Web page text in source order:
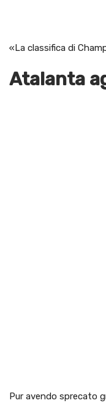
«La classifica di
Atalanta
Pur avendo sprecato